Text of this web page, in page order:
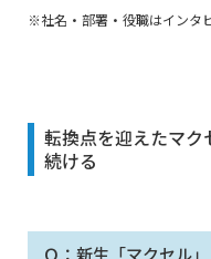
※社名・部署・役職はインタ
転換点を迎えたマ
続ける
Ｑ：新生「マクセル